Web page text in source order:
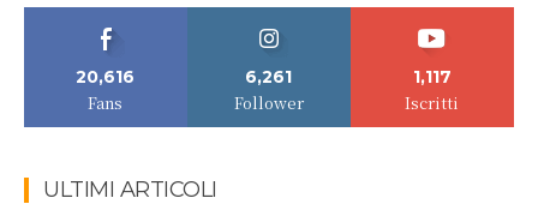
20,616
Fans
6,261
Follower
1,117
Iscritti
ULTIMI ARTICOLI